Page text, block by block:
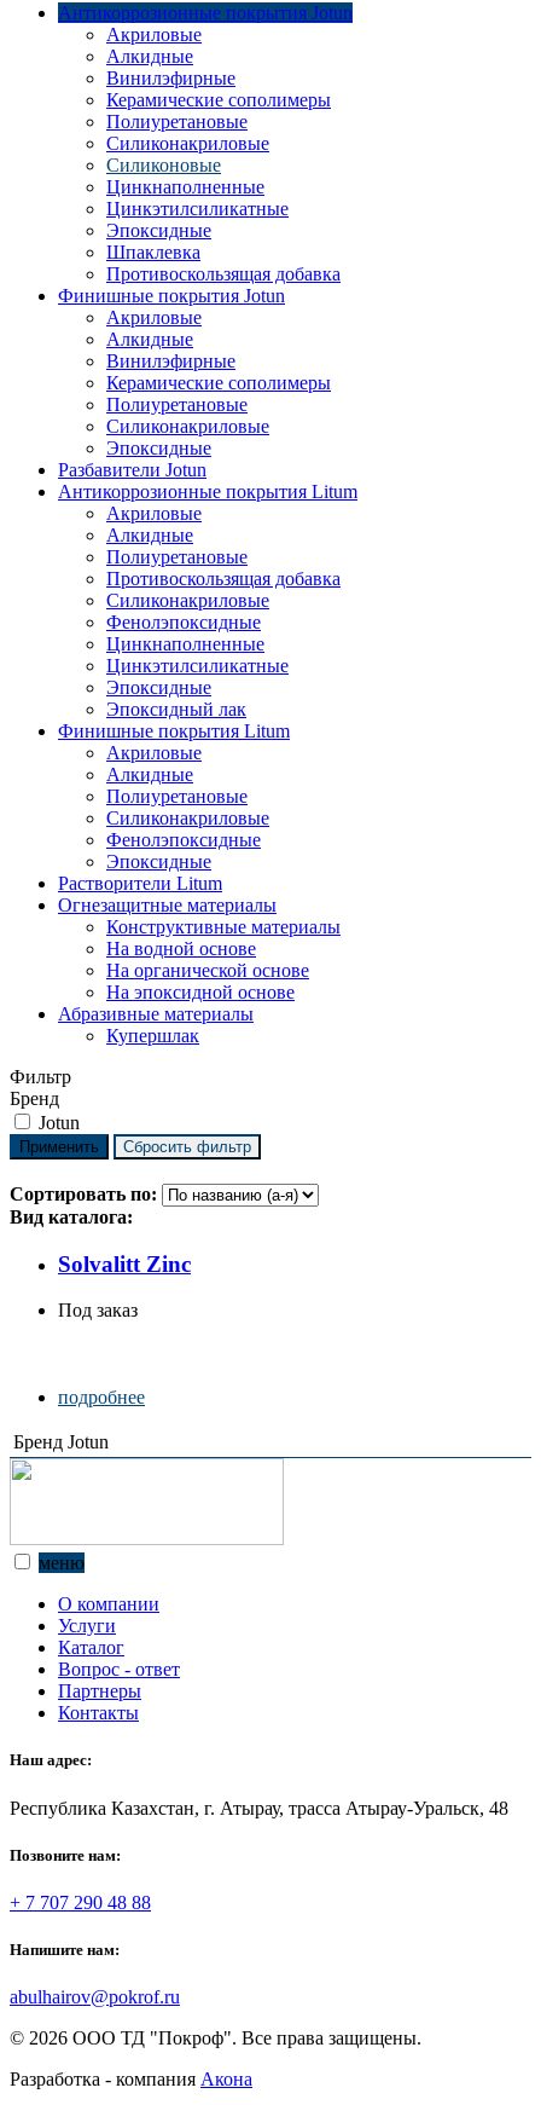
Антикоррозионные покрытия Jotun
Акриловые
Алкидные
Винилэфирные
Керамические сополимеры
Полиуретановые
Силиконакриловые
Силиконовые
Цинкнаполненные
Цинкэтилсиликатные
Эпоксидные
Шпаклевка
Противоскользящая добавка
Финишные покрытия Jotun
Акриловые
Алкидные
Винилэфирные
Керамические сополимеры
Полиуретановые
Силиконакриловые
Эпоксидные
Разбавители Jotun
Антикоррозионные покрытия Litum
Акриловые
Алкидные
Полиуретановые
Противоскользящая добавка
Силиконакриловые
Фенолэпоксидные
Цинкнаполненные
Цинкэтилсиликатные
Эпоксидные
Эпоксидный лак
Финишные покрытия Litum
Акриловые
Алкидные
Полиуретановые
Силиконакриловые
Фенолэпоксидные
Эпоксидные
Растворители Litum
Огнезащитные материалы
Конструктивные материалы
На водной основе
На органической основе
На эпоксидной основе
Абразивные материалы
Купершлак
Фильтр
Бренд
Jotun
Сортировать по:
Вид каталога:
Solvalitt Zinc
Под заказ
подробнее
Бренд Jotun
меню
О компании
Услуги
Каталог
Вопрос - ответ
Партнеры
Контакты
Наш адрес:
Республика Казахстан, г. Атырау, трасса Атырау-Уральск, 48
Позвоните нам:
+ 7 707 290 48 88
Напишите нам:
abulhairov@pokrof.ru
© 2026 ООО ТД "Покроф". Все права защищены.
Разработка - компания Акона